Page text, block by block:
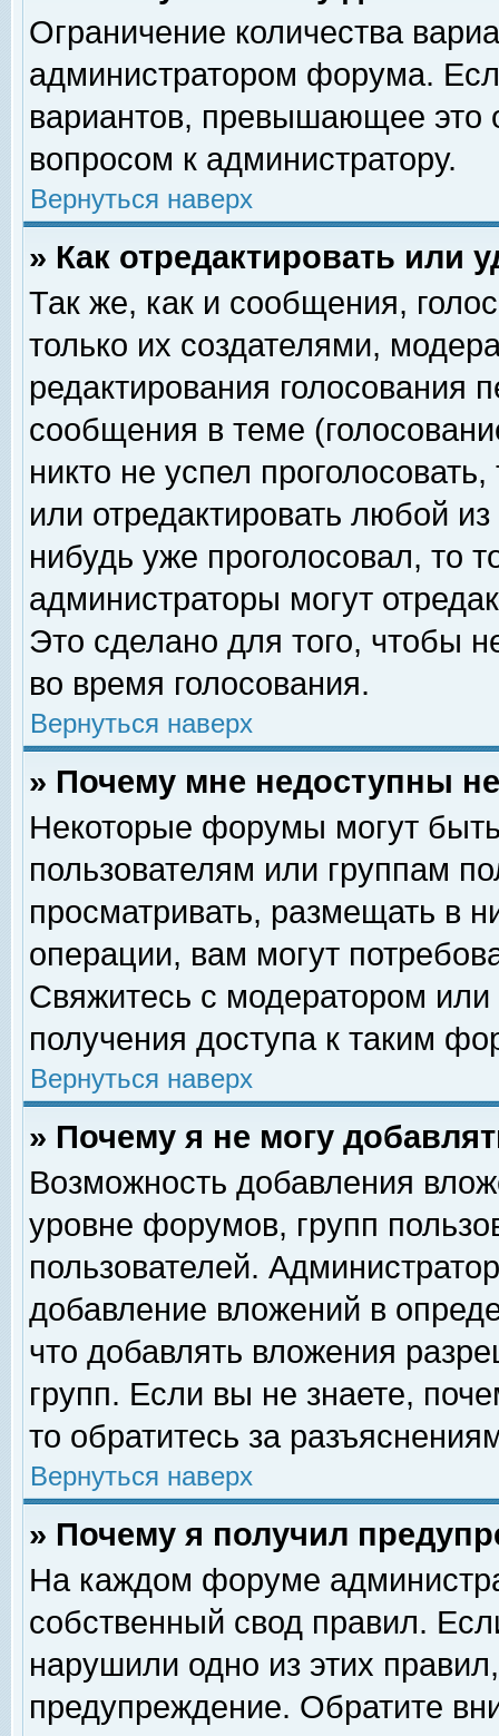
Ограничение количества
администратором форума.
вариантов, превышающее это
вопросом к администратору.
Вернуться наверх
» Как отредактировать или
Так же, как и сообщения,
только их создателями,
редактирования голосования
сообщения в теме
никто не успел
или отредактировать любой
нибудь уже проголосовал, то
администраторы могут
Это сделано для того, чтобы
во время голосования.
Вернуться наверх
» Почему мне недоступны
Некоторые форумы могут
пользователям или группам
просматривать, размещать в
операции, вам могут
Свяжитесь с модератором
получения доступа к таким
Вернуться наверх
» Почему я не могу
Возможность добавления
уровне форумов, групп
пользователей.
добавление вложений в
что добавлять вложения
групп. Если вы не знаете,
то обратитесь за
Вернуться наверх
» Почему я получил
На каждом форуме
собственный свод правил.
нарушили одно из этих
предупреждение. Обратите